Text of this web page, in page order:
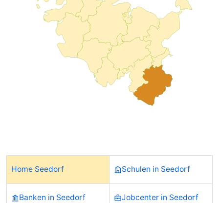
Home Seedorf Schulen in Seedorf
Banken in Seedorf Jobcenter in Seedorf